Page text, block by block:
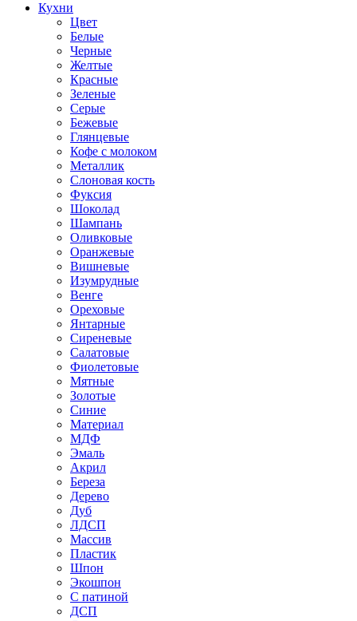
Кухни
Цвет
Белые
Черные
Желтые
Красные
Зеленые
Серые
Бежевые
Глянцевые
Кофе с молоком
Металлик
Слоновая кость
Фуксия
Шоколад
Шампань
Оливковые
Оранжевые
Вишневые
Изумрудные
Венге
Ореховые
Янтарные
Сиреневые
Салатовые
Фиолетовые
Мятные
Золотые
Синие
Материал
МДФ
Эмаль
Акрил
Береза
Дерево
Дуб
ЛДСП
Массив
Пластик
Шпон
Экошпон
С патиной
ДСП